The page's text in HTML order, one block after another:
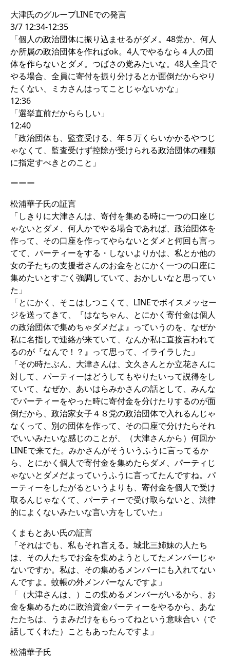
大津氏のグループLINEでの発言
3/7 12:34-12:35
「個人の政治団体に振り込ませるがダメ。48党か、何人
か所属の政治団体を作ればok。4人でやるなら４人の団
体を作らないとダメ。つばさの党みたいな。48人全員で
やる場合、全員に寄付を振り分けるとか面倒だからやり
たくない、ミカさんはってことじゃないかな」
12:36
「選挙直前だかららしい」
12:40
「政治団体も、監査受ける、年５万くらいかかるやつじ
ゃなくて、監査受けず控除が受けられる政治団体の種類
に指定すべきとのこと」
ーーー
松浦華子氏の証言
「しきりに大津さんは、寄付を集める時に一つの口座じ
ゃないとダメ、何人かでやる場合であれば、政治団体を
作って、その口座を作ってやらないとダメと何回も言っ
てて、パーティーをする・しないよりかは、私とか他の
女の子たちの支援者さんのお金をとにかく一つの口座に
集めたいとすごく強調していて、おかしいなと思ってい
た」
「とにかく、そこはしつこくて、LINEでボイスメッセー
ジを送ってきて、『はなちゃん、とにかく寄付金は個人
の政治団体で集めちゃダメだよ』っていうのを、なぜか
私に名指しで連絡が来ていて、なんか私に直接言われて
るのが『なんで！？』って思って、イライラした」
「その時たぶん、大津さんは、文久さんとか立花さんに
対して、パーティーはどうしてもやりたいって説得をし
ていて、なぜか、あいはらみかさんの話として、みんな
でパーティーをやった時に寄付金を分けたりするのが面
倒だから、政治家女子４８党の政治団体で入れるんじゃ
なくって、別の団体を作って、その口座で分けたらそれ
でいいみたいな感じのことが、（大津さんから）何回か
LINEで来てた。みかさんがそういうふうに言ってるか
ら、とにかく個人で寄付金を集めたらダメ、パーティじ
ゃないとダメだよっていうふうに言ってたんですね。パ
ーティーをしたがるというよりも、寄付金を個人で受け
取るんじゃなくて、パーティーで受け取らないと、法律
的によくないみたいな言い方をしていた」
くまもとあい氏の証言
「それはでも、私もそれ言える。城北三姉妹の人たち
は、その人たちでお金を集めようとしてたメンバーじゃ
ないですか。私は、その集めるメンバーにも入れてない
んですよ。蚊帳の外メンバーなんですよ」
「（大津さんは、）この集めるメンバーがいるから、お
金を集めるために政治資金パーティーをやるから、あな
たたちは、うまみだけをもらってねという意味合い（で
話してくれた）こともあったんですよ」
松浦華子氏